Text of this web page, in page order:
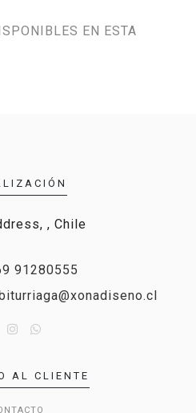
EN ESTA
, Chile
91280555
AL CLIENTE